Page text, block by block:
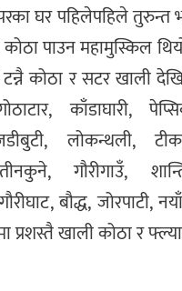
घर पहिलेपहिले तुरुन्त
कोठा पाउन महामुस्किल
कोठा र सटर खाली
काँडाघारी,
लोकन्थली,
गौरीगाउँ,
बौद्ध, जोरपाटी,
प्रशस्तै खाली कोठा र